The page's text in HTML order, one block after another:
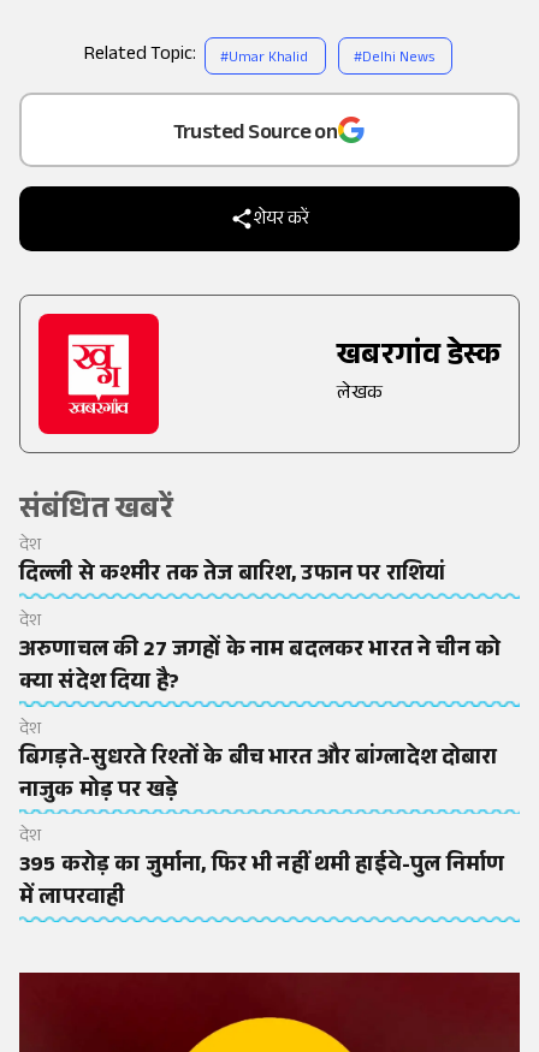
Add
as a
Trusted Source on
शेयर करें
खबरगांव डेस्क
लेखक
संबंधित खबरें
देश
दिल्ली से कश्मीर तक तेज बारिश, उफान पर राशियां
देश
अरुणाचल की 27 जगहों के नाम बदलकर भारत ने चीन को
क्या संदेश दिया है?
देश
बिगड़ते-सुधरते रिश्तों के बीच भारत और बांग्लादेश दोबारा
नाजुक मोड़ पर खड़े
देश
395 करोड़ का जुर्माना, फिर भी नहीं थमी हाईवे-पुल निर्माण
में लापरवाही
Related Topic: #Umar Khalid #Delhi News